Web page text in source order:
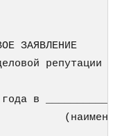
ЗАЯВЛЕНИЕ
репутации
в